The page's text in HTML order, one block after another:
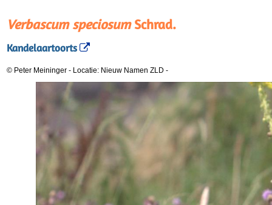
Verbascum speciosumSchrad.
Kandelaartoorts
© Peter Meininger - Locatie: Nieuw Namen ZLD -